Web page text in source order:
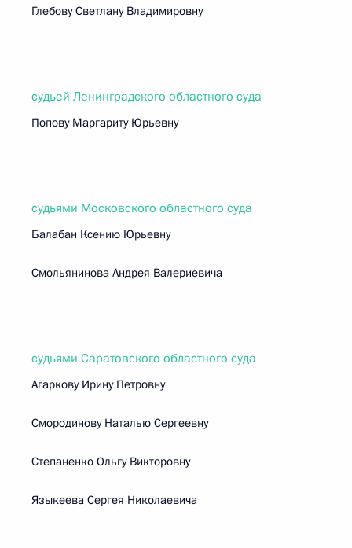
Глебову Светлану Владимировну
судьей Ленинградского областного суда
Попову Маргариту Юрьевну
судьями Московского областного суда
Балабан Ксению Юрьевну
Смольянинова Андрея Валериевича
судьями Саратовского областного суда
Агаркову Ирину Петровну
Смородинову Наталью Сергеевну
Степаненко Ольгу Викторовну
Языкеева Сергея Николаевича